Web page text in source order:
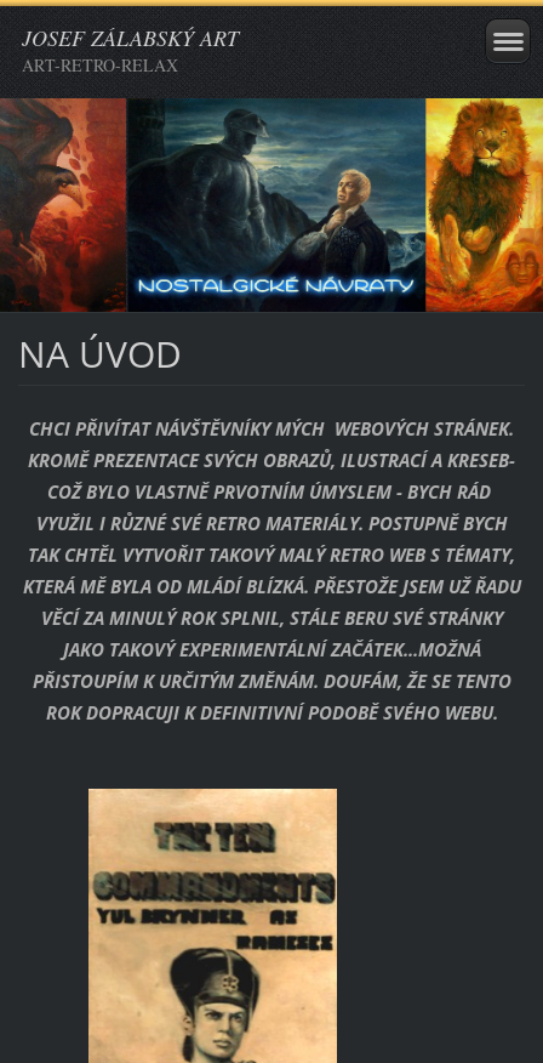
JOSEF ZÁLABSKÝ ART
ART-RETRO-RELAX
NA ÚVOD
CHCI PŘIVÍTAT NÁVŠTĚVNÍKY MÝCH WEBOVÝCH STRÁNEK.
KROMĚ PREZENTACE SVÝCH OBRAZŮ, ILUSTRACÍ A KRESEB-
COŽ BYLO VLASTNĚ PRVOTNÍM ÚMYSLEM - BYCH RÁD
VYUŽIL I RŮZNÉ SVÉ RETRO MATERIÁLY. POSTUPNĚ BYCH
TAK CHTĚL VYTVOŘIT TAKOVÝ MALÝ RETRO WEB S TÉMATY,
KTERÁ MĚ BYLA OD MLÁDÍ BLÍZKÁ. PŘESTOŽE JSEM UŽ ŘADU
VĚCÍ ZA MINULÝ ROK SPLNIL, STÁLE BERU SVÉ STRÁNKY
JAKO TAKOVÝ EXPERIMENTÁLNÍ ZAČÁTEK...MOŽNÁ
PŘISTOUPÍM K URČITÝM ZMĚNÁM. DOUFÁM, ŽE SE TENTO
ROK DOPRACUJI K DEFINITIVNÍ PODOBĚ SVÉHO WEBU.